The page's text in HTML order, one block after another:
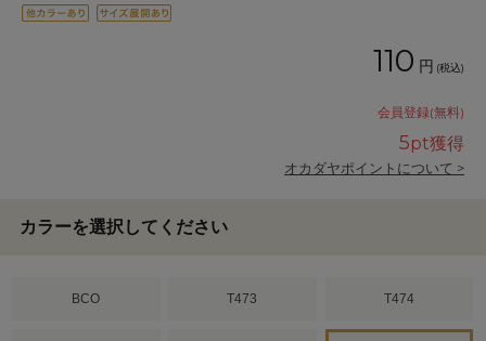
110 円 (税込)
会員登録(無料)
5pt獲得
オカダヤポイントについて >
カラーを選択してください
BCO T473 T474